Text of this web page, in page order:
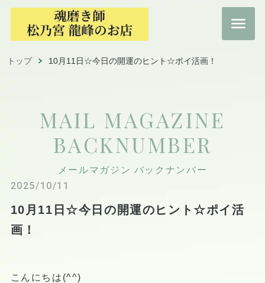
トップ 10月11日☆今日の開運のヒント☆ポイ活画！
MAIL MAGAZINE
BACKNUMBER
メールマガジン バックナンバー
2025/10/11
10月11日☆今日の開運のヒント☆ポイ活
画！
こんにちは(^^)